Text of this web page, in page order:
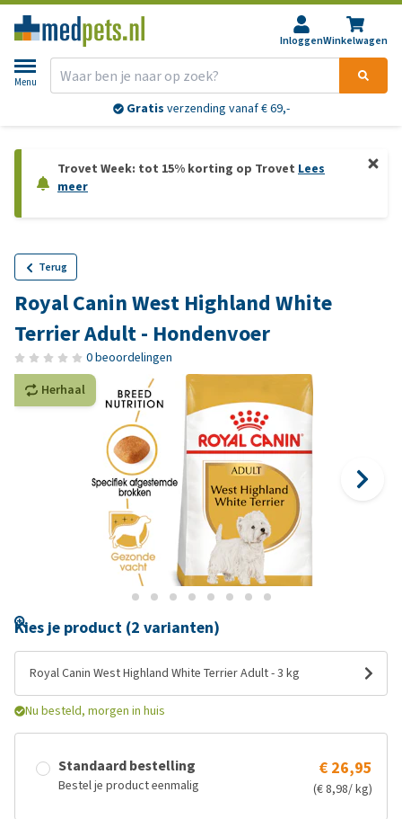
InloggenWinkelwagen
Menu
Gratis verzending vanaf € 69,-
Trovet Week: tot 15% korting op Trovet Lees
meer
Terug
Royal Canin West Highland White
Terrier Adult - Hondenvoer
0 beoordelingen
Herhaal
Kies je product (2 varianten)
Royal Canin West Highland White Terrier Adult - 3 kg
Nu besteld, morgen in huis
Standaard bestelling
Bestel je product eenmalig
€ 26,95
(€ 8,98/ kg)